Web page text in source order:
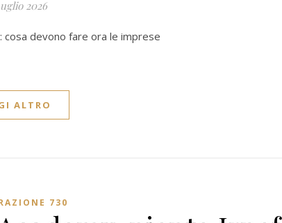
2026
devono fare ora le imprese
ALTRO
730